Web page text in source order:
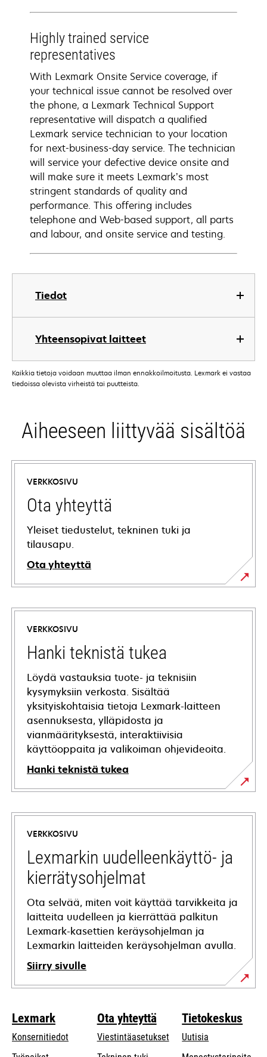
Tiedot
Yhteensopivat laitteet
Highly trained service
representatives
With Lexmark Onsite Service coverage, if
your technical issue cannot be resolved over
the phone, a Lexmark Technical Support
representative will dispatch a qualified
Lexmark service technician to your location
for next-business-day service. The technician
will service your defective device onsite and
will make sure it meets Lexmark’s most
stringent standards of quality and
performance. This offering includes
telephone and Web-based support, all parts
and labour, and onsite service and testing.
Kaikkia tietoja voidaan muuttaa ilman ennakkoilmoitusta. Lexmark ei vastaa
tiedoissa olevista virheistä tai puutteista.
Aiheeseen liittyvää sisältöä
VERKKOSIVU
Ota yhteyttä
Yleiset tiedustelut, tekninen tuki ja
tilausapu.
Ota yhteyttä
VERKKOSIVU
Hanki teknistä tukea
Löydä vastauksia tuote- ja teknisiin
kysymyksiin verkosta. Sisältää
yksityiskohtaisia tietoja Lexmark-laitteen
asennuksesta, ylläpidosta ja
vianmäärityksestä, interaktiivisia
käyttöoppaita ja valikoiman ohjevideoita.
Hanki teknistä tukea
opens
in
new
tab
VERKKOSIVU
Lexmarkin uudelleenkäyttö- ja
kierrätysohjelmat
Ota selvää, miten voit käyttää tarvikkeita ja
laitteita uudelleen ja kierrättää palkitun
Lexmark-kasettien keräysohjelman ja
Lexmarkin laitteiden keräysohjelman avulla.
Siirry sivulle
Lexmark
Konsernitiedot
Ota yhteyttä
Viestintäasetukset
Tietokeskus
Uutisia